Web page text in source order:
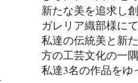
新たな美を追求し
ガレリア織部様に
私達の伝統美と新
方の工芸文化の一
私達3名の作品をゆ